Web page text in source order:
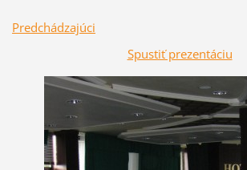
Predchádzajúci
Spustiť prezentáciu